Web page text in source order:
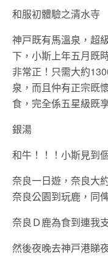
和服初體驗之清水寺
神戸既有馬溫泉，超
下，小斯上年五月既
非常正！只需大約
泉，而且仲有正宗既
食，完全係五星級既
銀湯
和牛！！！小斯見到
奈良一日遊，奈良大
奈良公園到玩鹿，同
奈良Ｄ鹿為食到連我
然後夜晚去神戸港睇